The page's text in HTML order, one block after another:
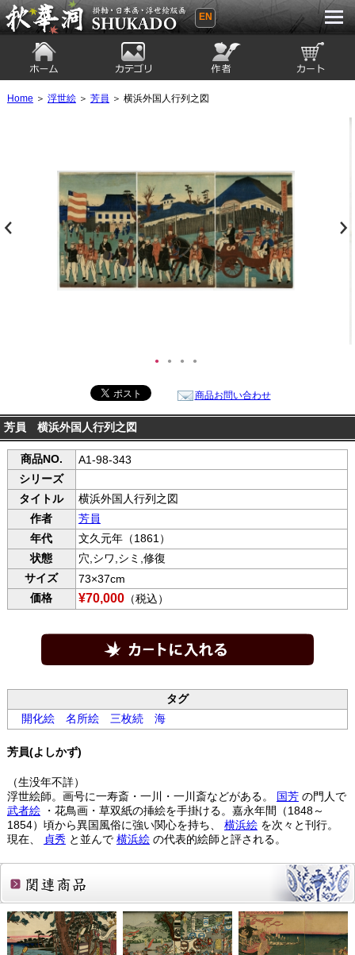
秋華洞 SHUKADO 掛軸・日本画・浮世
EN
Home ＞ 浮世絵＞ 芳員 ＞ 横浜外国人行列之図
● ● ● ●
商品お問い合わせ
芳員 横浜外国人行列之図
商品NO.
A1-98-343
シリーズ
タイトル
横浜外国人行列之図
作者
芳員
年代
文久元年（1861）
状態
穴,シワ,シミ,修復
サイズ
73×37cm
価格
¥70,000（税込）
タグ
開化絵名所絵三枚続海
芳員(よしかず)
（生没年不詳）
浮世絵師。画号に一寿斎・一川・一川斎などがある。 国芳の門人で
武者絵・花鳥画・草双紙の挿絵を手掛ける。嘉永年間（1848～
1854）頃から異国風俗に強い関心を持ち、 横浜絵を次々と刊行。
現在、
貞秀 と並んで 横浜絵の代表的絵師と評される。
関連商品